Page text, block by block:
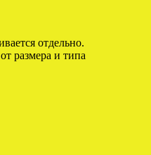
отдельно.
размера и типа